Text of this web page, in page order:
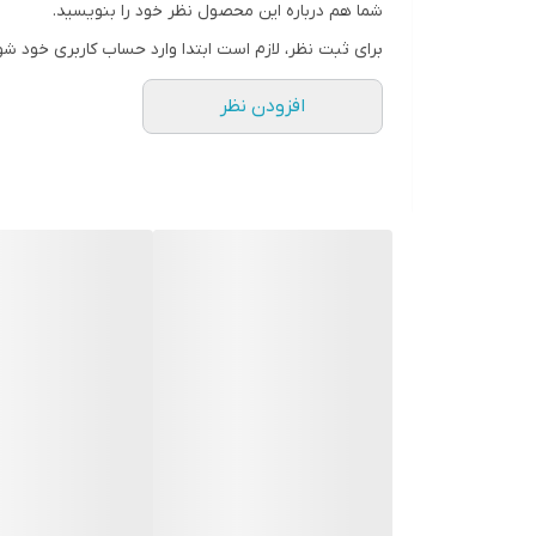
شما هم درباره این محصول نظر خود را بنویسید.
برای ثبت نظر، لازم است ابتدا وارد حساب کاربری خود
افزودن نظر